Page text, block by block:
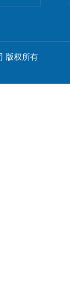
版权所有